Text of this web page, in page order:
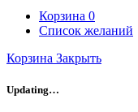
Корзина 0
Список желаний
Корзина Закрыть
Updating…